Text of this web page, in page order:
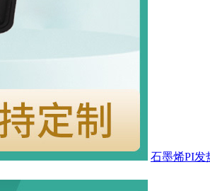
石墨烯PI发